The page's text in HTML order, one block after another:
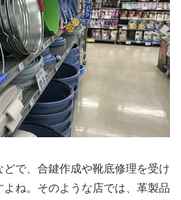
で、合鍵作成や靴底修理を受け
ね。そのような店では、革製品